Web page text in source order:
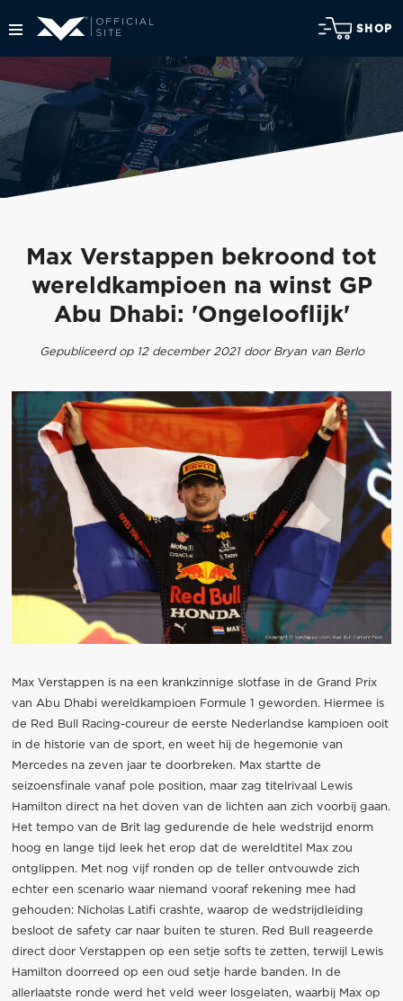
SHOP
Max Verstappen bekroond tot
wereldkampioen na winst GP
Abu Dhabi: 'Ongelooflijk'
Gepubliceerd op 12 december 2021 door Bryan van Berlo
Max Verstappen is na een krankzinnige slotfase in de Grand Prix
van Abu Dhabi wereldkampioen Formule 1 geworden. Hiermee is
de Red Bull Racing-coureur de eerste Nederlandse kampioen ooit
in de historie van de sport, en weet hij de hegemonie van
Mercedes na zeven jaar te doorbreken. Max startte de
seizoensfinale vanaf pole position, maar zag titelrivaal Lewis
Hamilton direct na het doven van de lichten aan zich voorbij gaan.
Het tempo van de Brit lag gedurende de hele wedstrijd enorm
hoog en lange tijd leek het erop dat de wereldtitel Max zou
ontglippen. Met nog vijf ronden op de teller ontvouwde zich
echter een scenario waar niemand vooraf rekening mee had
gehouden: Nicholas Latifi crashte, waarop de wedstrijdleiding
besloot de safety car naar buiten te sturen. Red Bull reageerde
direct door Verstappen op een setje softs te zetten, terwijl Lewis
Hamilton doorreed op een oud setje harde banden. In de
allerlaatste ronde werd het veld weer losgelaten, waarbij Max op